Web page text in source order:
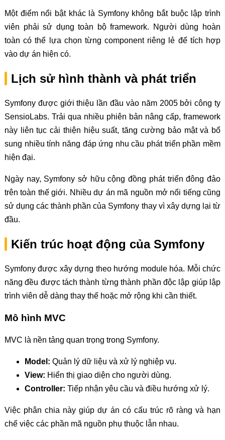
Một điểm nổi bật khác là Symfony không bắt buộc lập trình
viên phải sử dụng toàn bộ framework. Người dùng hoàn
toàn có thể lựa chọn từng component riêng lẻ để tích hợp
vào dự án hiện có.
Lịch sử hình thành và phát triển
Symfony được giới thiệu lần đầu vào năm 2005 bởi công ty
SensioLabs. Trải qua nhiều phiên bản nâng cấp, framework
này liên tục cải thiện hiệu suất, tăng cường bảo mật và bổ
sung nhiều tính năng đáp ứng nhu cầu phát triển phần mềm
hiện đại.
Ngày nay, Symfony sở hữu cộng đồng phát triển đông đảo
trên toàn thế giới. Nhiều dự án mã nguồn mở nổi tiếng cũng
sử dụng các thành phần của Symfony thay vì xây dựng lại từ
đầu.
Kiến trúc hoạt động của Symfony
Symfony được xây dựng theo hướng module hóa. Mỗi chức
năng đều được tách thành từng thành phần độc lập giúp lập
trình viên dễ dàng thay thế hoặc mở rộng khi cần thiết.
Mô hình MVC
MVC là nền tảng quan trọng trong Symfony.
Model: Quản lý dữ liệu và xử lý nghiệp vụ.
View: Hiển thị giao diện cho người dùng.
Controller: Tiếp nhận yêu cầu và điều hướng xử lý.
Việc phân chia này giúp dự án có cấu trúc rõ ràng và hạn
chế việc các phần mã nguồn phụ thuộc lẫn nhau.